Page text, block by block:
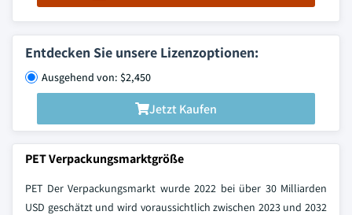
Entdecken Sie unsere Lizenzoptionen:
Ausgehend von: $2,450
Jetzt Kaufen
PET Verpackungsmarktgröße
PET Der Verpackungsmarkt wurde 2022 bei über 30 Milliarden
USD geschätzt und wird voraussichtlich zwischen 2023 und 2032